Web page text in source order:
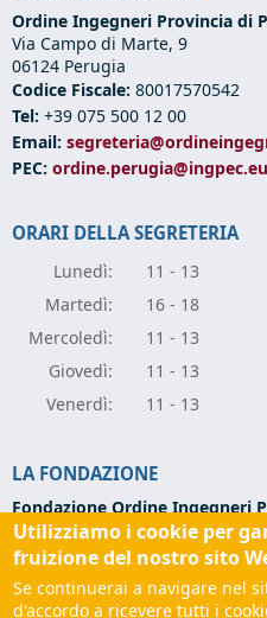
Ordine Ingegneri Provincia di
Via Campo di Marte, 9
06124 Perugia
Codice Fiscale: 80017570542
Tel: +39 075 500 12 00
Email:
PEC: ordine.perugia@ingpec.eu
ORARI DELLA SEGRETERIA
Lunedì:
11 - 13
Martedì:
16 - 18
Mercoledì:
11 - 13
Giovedì:
11 - 13
Venerdì: 11 - 13
LA FONDAZIONE
Fondazione Ordine Ingegneri
Via Campo di Marte, 9 - 06124
Codice Fiscale: 94139270543
Tel:+39 075 501 02 56
Utilizziamo i cookie per
fruizione del nostro sito
Se continuerai a navigare nel
d'accordo a ricevere tutti i